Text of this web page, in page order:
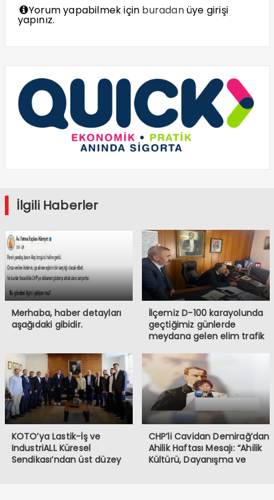
Yorum yapabilmek için buradanüye girişi
yapınız.
İlgili Haberler
Merhaba, haber detayları
aşağıdaki gibidir.
İlçemiz D-100 karayolunda
geçtiğimiz günlerde
meydana gelen elim trafik
kaybetmiş bulunmaktayız.
Öncelikle hayatını
kaybeden vatandaşlarımıza
Allah’tan rahmet, ailelerine
ve sevenlerine başsağlığı
diliyorum.
KOTO’ya Lastik-İş ve
IndustriALL Küresel
Sendikası’ndan üst düzey
CHP’li Cavidan Demirağ’dan
Ahilik Haftası Mesajı: “Ahilik
Kültürü, Dayanışma ve